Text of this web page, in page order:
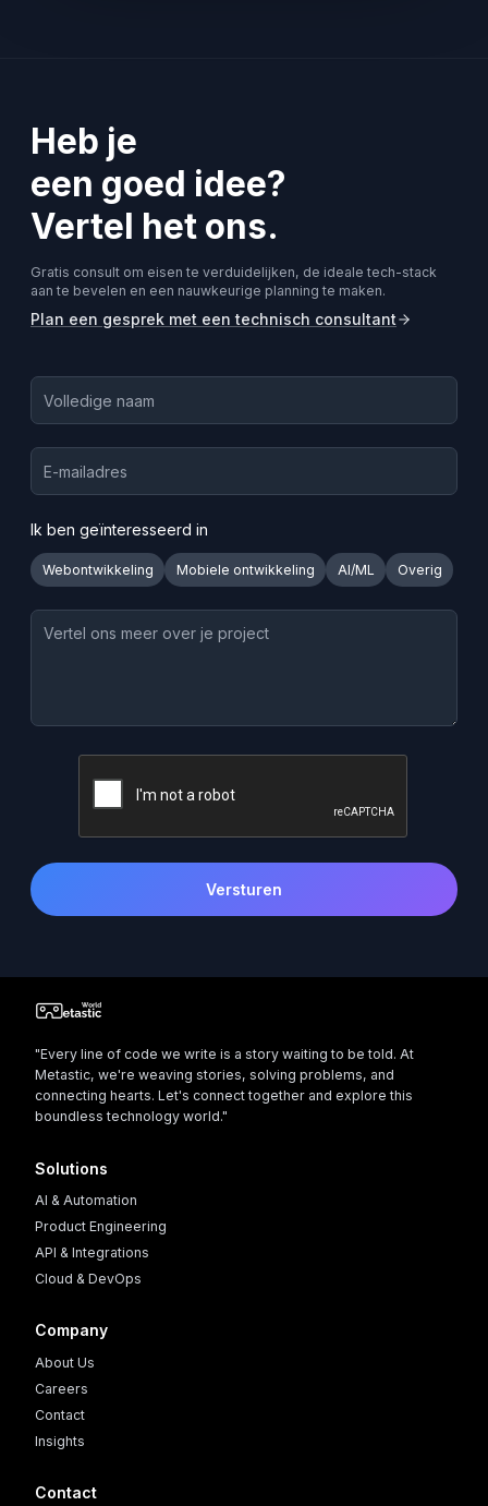
Heb je
een goed idee?
Vertel het ons.
Gratis consult om eisen te verduidelijken, de ideale tech-stack
aan te bevelen en een nauwkeurige planning te maken.
Plan een gesprek met een technisch consultant
Ik ben geïnteresseerd in
Webontwikkeling Mobiele ontwikkeling AI/ML Overig
Versturen
"Every line of code we write is a story waiting to be told. At
Metastic, we're weaving stories, solving problems, and
connecting hearts. Let's connect together and explore this
boundless technology world."
Solutions
AI & Automation
Product Engineering
API & Integrations
Cloud & DevOps
Company
About Us
Careers
Contact
Insights
Contact